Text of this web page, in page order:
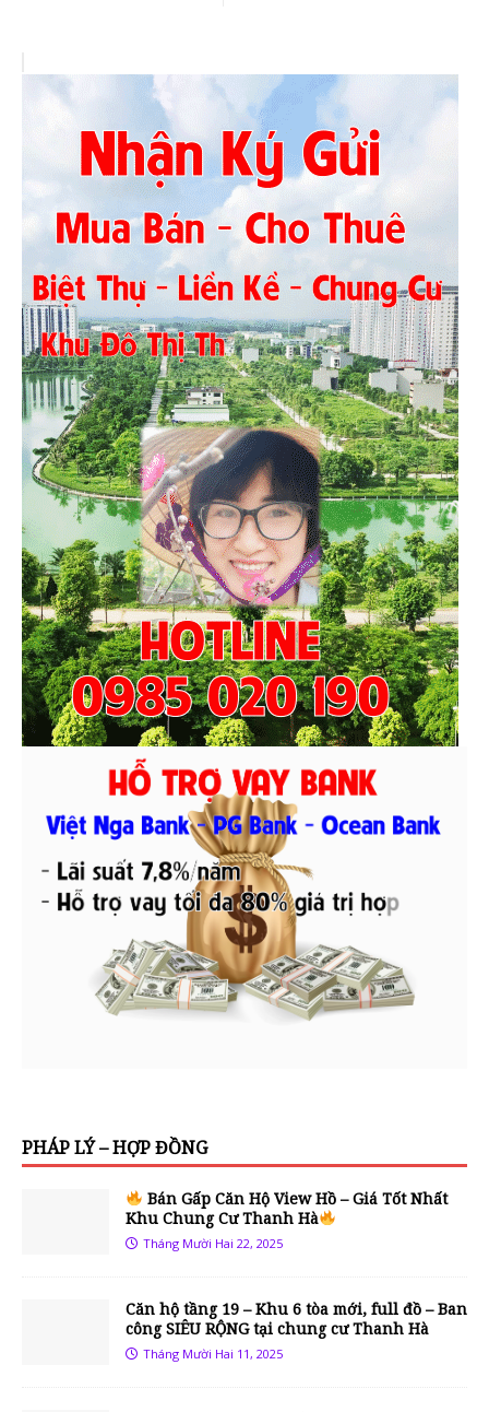
PHÁP LÝ – HỢP ĐỒNG
Bán Gấp Căn Hộ View Hồ – Giá Tốt Nhất
Khu Chung Cư Thanh Hà
Tháng Mười Hai 22, 2025
Căn hộ tầng 19 – Khu 6 tòa mới, full đồ – Ban
công SIÊU RỘNG tại chung cư Thanh Hà
Tháng Mười Hai 11, 2025